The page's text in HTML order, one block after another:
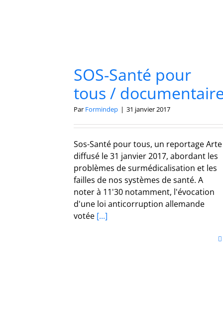
SOS-Santé pour
tous /
Par Formindep | 31 janvier 2017
Sos-Santé pour tous, un reportage Arte
diffusé le 31 janvier 2017, abordant les
problèmes de surmédicalisation et les
failles de nos systèmes de santé. A
noter à 11'30 notamment, l'évocation
d'une loi anticorruption allemande
votée [...]